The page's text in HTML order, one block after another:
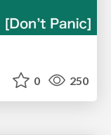
0 250